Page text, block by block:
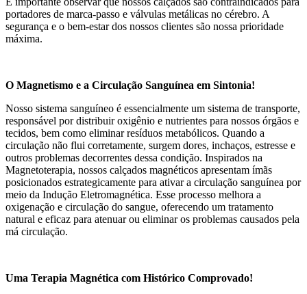
portadores de marca-passo e válvulas metálicas no cérebro. A
segurança e o bem-estar dos nossos clientes são nossa prioridade
máxima.
O Magnetismo e a Circulação Sanguínea em Sintonia!
Nosso sistema sanguíneo é essencialmente um sistema de transporte,
responsável por distribuir oxigênio e nutrientes para nossos órgãos e
tecidos, bem como eliminar resíduos metabólicos. Quando a
circulação não flui corretamente, surgem dores, inchaços, estresse e
outros problemas decorrentes dessa condição. Inspirados na
Magnetoterapia, nossos calçados magnéticos apresentam ímãs
posicionados estrategicamente para ativar a circulação sanguínea por
meio da Indução Eletromagnética. Esse processo melhora a
oxigenação e circulação do sangue, oferecendo um tratamento
natural e eficaz para atenuar ou eliminar os problemas causados pela
má circulação.
Uma Terapia Magnética com Histórico Comprovado!